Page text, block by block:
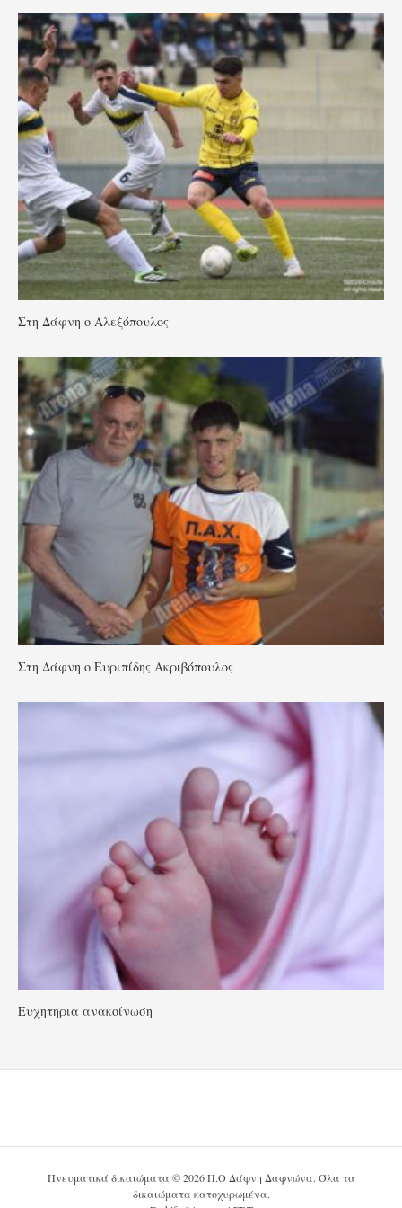
Στη Δάφνη ο Αλεξόπουλος
Στη Δάφνη ο Ευριπίδης Ακριβόπουλος
Ευχητηρια ανακοίνωση
Πνευματικά δικαιώματα © 2026 Π.Ο Δάφνη Δαφνώνα. Όλα τα
δικαιώματα κατοχυρωμένα.